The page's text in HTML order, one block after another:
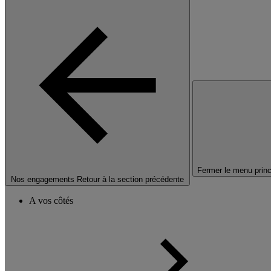
Nos engagements Retour à la section précédente
Fermer le menu
A vos côtés